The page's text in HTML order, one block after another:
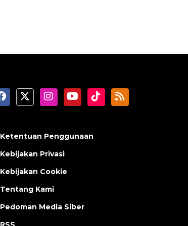
Ketentuan Penggunaan
Kebijakan Privasi
Kebijakan Cookie
Tentang Kami
Pedoman Media Siber